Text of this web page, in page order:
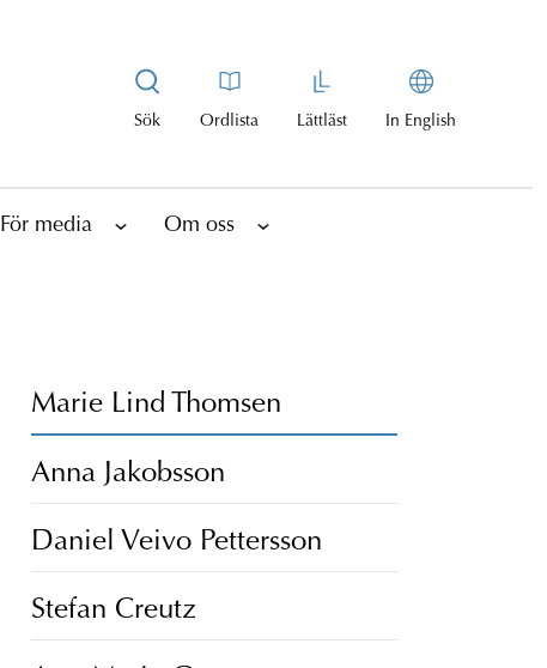
Sök Ordlista Lättläst In English
För media Om oss
Marie Lind Thomsen
Anna Jakobsson
Daniel Veivo Pettersson
Stefan Creutz